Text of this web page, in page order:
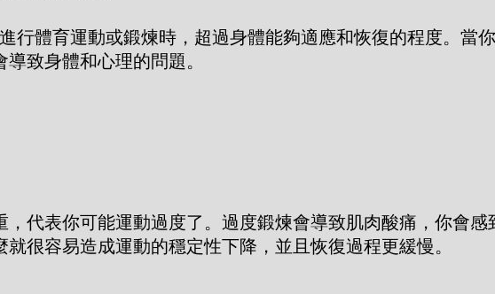
行體育運動或鍛煉時，超過身體能夠適應和恢復的程度。當
致身體和心理的問題。
代表你可能運動過度了。過度鍛煉會導致肌肉酸痛，你會感
很容易造成運動的穩定性下降，並且恢復過程更緩慢。